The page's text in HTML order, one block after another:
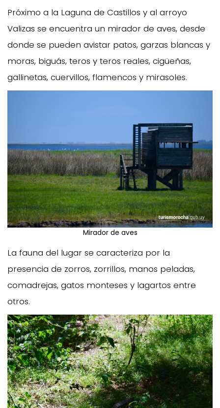
Próximo a la Laguna de Castillos y al arroyo
Valizas se encuentra un mirador de aves, desde
donde se pueden avistar patos, garzas blancas y
moras, biguás, teros y teros reales, cigüeñas,
gallinetas, cuervillos, flamencos y mirasoles.
Mirador de aves
La fauna del lugar se caracteriza por la
presencia de zorros, zorrillos, manos peladas,
comadrejas, gatos monteses y lagartos entre
otros.